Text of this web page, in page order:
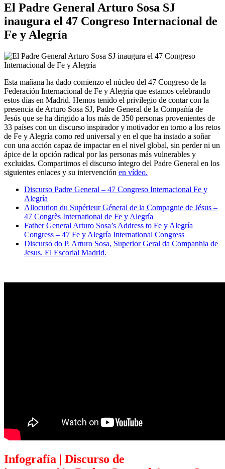
El Padre General Arturo Sosa SJ
inaugura el 47 Congreso Internacional de
Fe y Alegría
Esta mañana ha dado comienzo el núcleo del 47 Congreso de la
Federación Internacional de Fe y Alegría que estamos celebrando
estos días en Madrid. Hemos tenido el privilegio de contar con la
presencia de Arturo Sosa SJ, Padre General de la Compañía de
Jesús que se ha dirigido a los más de 350 personas provenientes de
33 países con un discurso inspirador y motivador en torno a los retos
de Fe y Alegría como red universal y en el que ha instado a soñar
con una acción capaz de impactar en el nivel global, sin perder ni un
ápice de la opción radical por las personas más vulnerables y
excluidas. Compartimos el discurso íntegro del Padre General en los
siguientes enlaces y su intervención en vídeo.
Discurso Padre General – 47 Congreso Internacional Fe y
Alegría
Allocution du Supérieur Géneral de la Compagnie de Jésus –
47 Congrès International de Fe y Alegría
Father General Arturo Sosa’s Address to Fe y Alegría
Congress – 47 Fe y Alegría International Congress
Discurso do P. Arturo Sosa, Superior Geral da Companhia de
Jesus. El Escorial Madrid.
Infografía | Discurso de